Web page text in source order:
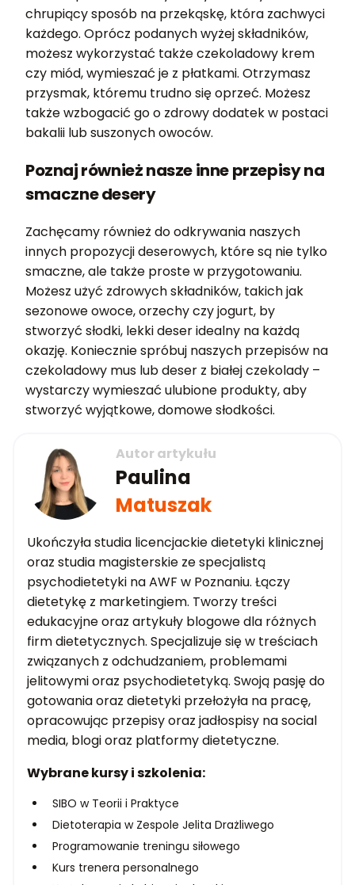
chrupiący sposób na przekąskę, która zachwyci
każdego. Oprócz podanych wyżej składników,
możesz wykorzystać także czekoladowy krem
czy miód, wymieszać je z płatkami. Otrzymasz
przysmak, któremu trudno się oprzeć. Możesz
także wzbogacić go o zdrowy dodatek w postaci
bakalii lub suszonych owoców.
Poznaj również nasze inne przepisy na
smaczne desery
Zachęcamy również do odkrywania naszych
innych propozycji deserowych, które są nie tylko
smaczne, ale także proste w przygotowaniu.
Możesz użyć zdrowych składników, takich jak
sezonowe owoce, orzechy czy jogurt, by
stworzyć słodki, lekki deser idealny na każdą
okazję. Koniecznie spróbuj naszych przepisów na
czekoladowy mus lub deser z białej czekolady –
wystarczy wymieszać ulubione produkty, aby
stworzyć wyjątkowe, domowe słodkości.
Autor artykułu
Paulina
Matuszak
Ukończyła studia licencjackie dietetyki klinicznej
oraz studia magisterskie ze specjalistą
psychodietetyki na AWF w Poznaniu. Łączy
dietetykę z marketingiem. Tworzy treści
edukacyjne oraz artykuły blogowe dla różnych
firm dietetycznych. Specjalizuje się w treściach
związanych z odchudzaniem, problemami
jelitowymi oraz psychodietetyką. Swoją pasję do
gotowania oraz dietetyki przełożyła na pracę,
opracowując przepisy oraz jadłospisy na social
media, blogi oraz platformy dietetyczne.
Wybrane kursy i szkolenia:
SIBO w Teorii i Praktyce
Dietoterapia w Zespole Jelita Drażliwego
Programowanie treningu siłowego
Kurs trenera personalnego